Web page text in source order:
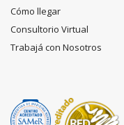
Cómo llegar
Consultorio Virtual
Trabajá con Nosotros